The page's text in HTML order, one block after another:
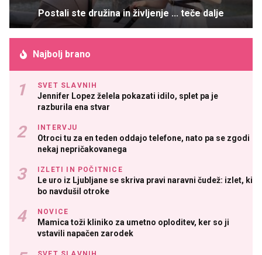
Postali ste družina in življenje ... teče dalje
Najbolj brano
SVET SLAVNIH
Jennifer Lopez želela pokazati idilo, splet pa je
razburila ena stvar
INTERVJU
Otroci tu za en teden oddajo telefone, nato pa se zgodi
nekaj nepričakovanega
IZLETI IN POČITNICE
Le uro iz Ljubljane se skriva pravi naravni čudež: izlet, ki
bo navdušil otroke
NOVICE
Mamica toži kliniko za umetno oploditev, ker so ji
vstavili napačen zarodek